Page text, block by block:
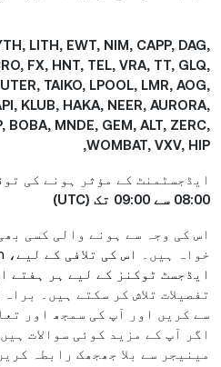
LITH, EWT, NIM, CAPP, DAG,
FX, HNT, TEL, VRA, TT, GLQ,
TAIKO, LPOOL, LMR, AOG,
KLUB, HAKA, NEER, AURORA,
BOBA, MNDE, GEM, ALT, ZERC,
WOMBAT, VXV, HIP,
ایڈجسٹمنٹ کے مؤثر ہونے کی
08:00 سے 09:00 تک (UTC)
اس کی وجہ سے ہونے والی کسی
خواہ ہیں۔
اس کی تلافی کے لیے، KuCoin میزبانی کرے گا۔
ایڈجسٹ ٹوکنز کے لیے ہر ہفتے
تفصیلات تلاش کر سکتے ہیں۔
سے کریں اور آپ کی سمجھ اور
اگر آپ کے مزید کوئی سوالات
مینیجر سے بلا جھجھک رابطہ